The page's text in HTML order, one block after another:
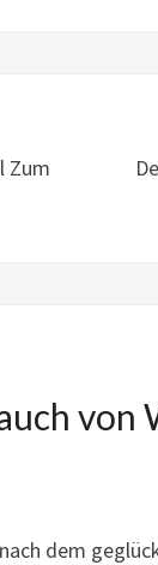
Zum
von
dem